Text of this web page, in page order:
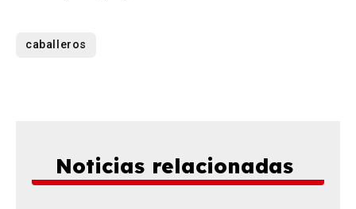
caballeros
Noticias relacionadas